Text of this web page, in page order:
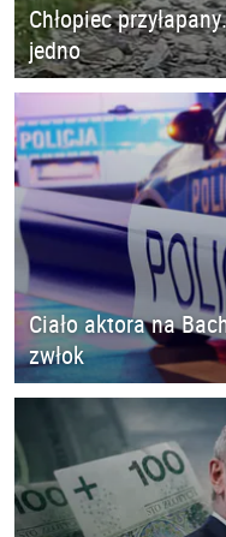
Chłopiec
jedno
Ciało aktora na
zwłok